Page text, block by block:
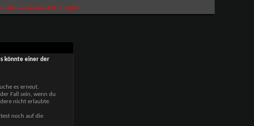
on the very bottom-left to english!
könnte einer der
es erneut.
Fall sein, wenn du
nicht erlaubte
noch auf die